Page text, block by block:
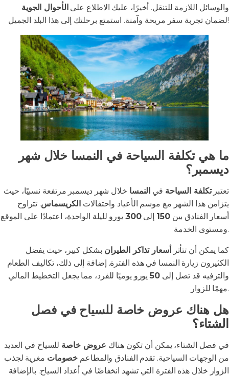
والوسائل اللازمة للتنقل. أخيرًا، عليك الاطلاع على الأحوال الجوية
لضمان تجربة سفر مريحة وآمنة. استمتع برحلتك إلى هذا البلد الجميل!
ما هي تكلفة السياحة في النمسا خلال شهر
ديسمبر؟
تعتبرتكلفة السياحة في النمسا خلال شهر ديسمبر مرتفعة نسبيًا، حيث
يتزامن هذا الشهر مع موسم الأعياد واحتفالات الكريسماس. تتراوح
أسعار الفنادق بين150 إلى300 يورو لليلة الواحدة، اعتمادًا على الموقع
ومستوى الخدمة.
كما يمكن أن تتأثر أسعار تذاكر الطيران بشكل كبير، حيث يفضل
الكثيرون زيارة النمسا في هذه الفترة. إضافة إلى ذلك، تكاليف الطعام
والترفيه قد تصل إلى 50يورو يوميًا للفرد، مما يجعل التخطيط المالي
مهمًا للزوار.
هل هناك عروض خاصة للسياح في فصل
الشتاء؟
في فصل الشتاء، يمكن أن تكون هناك عروض خاصة للسياح في العديد
من الوجهات السياحية. تقدم الفنادق والمطاعم خصومات مغرية لجذب
الزوار خلال هذه الفترة التي تشهد انخفاضًا في أعداد السياح. بالإضافة